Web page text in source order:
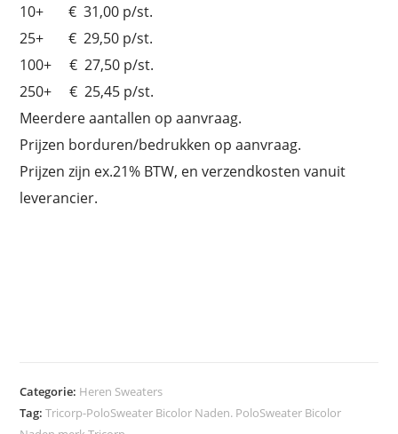
10+ € 31,00 p/st.
25+ € 29,50 p/st.
100+ € 27,50 p/st.
250+ € 25,45 p/st.
Meerdere aantallen op aanvraag.
Prijzen borduren/bedrukken op aanvraag.
Prijzen zijn ex.21% BTW, en verzendkosten vanuit
leverancier.
Categorie: Heren Sweaters
Tag:Tricorp-PoloSweater Bicolor Naden. PoloSweater Bicolor